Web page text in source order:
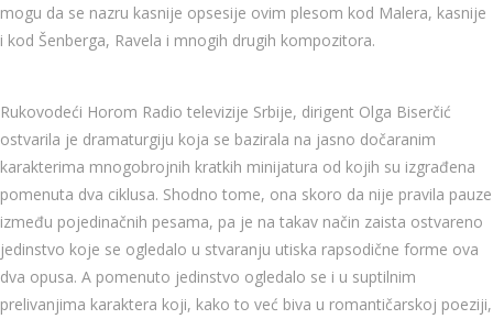
mogu da se nazru kasnije opsesije ovim plesom kod Malera, kasnije
i kod Šenberga, Ravela i mnogih drugih kompozitora.
Rukovodeći Horom Radio televizije Srbije, dirigent Olga Biserčić
ostvarila je dramaturgiju koja se bazirala na jasno dočaranim
karakterima mnogobrojnih kratkih minijatura od kojih su izgrađena
pomenuta dva ciklusa. Shodno tome, ona skoro da nije pravila pauze
između pojedinačnih pesama, pa je na takav način zaista ostvareno
jedinstvo koje se ogledalo u stvaranju utiska rapsodične forme ova
dva opusa. A pomenuto jedinstvo ogledalo se i u suptilnim
prelivanjima karaktera koji, kako to već biva u romantičarskoj poeziji,